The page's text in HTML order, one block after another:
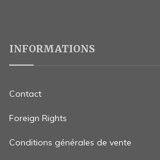
INFORMATIONS
Contact
Foreign Rights
Conditions générales de vente